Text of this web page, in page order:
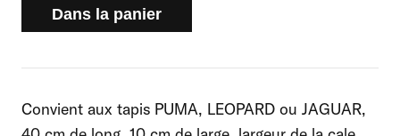
Dans la panier
Convient aux tapis PUMA, LEOPARD ou JAGUAR,